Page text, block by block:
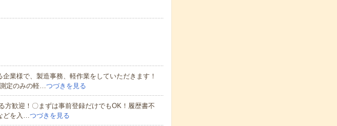
業様で、製造事務、軽作業をしていただきます！
測定のみの軽…つづきを見る
歓迎！〇まずは事前登録だけでもOK！履歴書不
どを入…つづきを見る